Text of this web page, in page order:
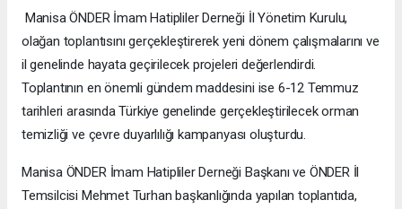
Manisa ÖNDER İmam Hatipliler Derneği İl Yönetim Kurulu,
olağan toplantısını gerçekleştirerek yeni dönem çalışmalarını ve
il genelinde hayata geçirilecek projeleri değerlendirdi.
Toplantının en önemli gündem maddesini ise 6-12 Temmuz
tarihleri arasında Türkiye genelinde gerçekleştirilecek orman
temizliği ve çevre duyarlılığı kampanyası oluşturdu.
Manisa ÖNDER İmam Hatipliler Derneği Başkanı ve ÖNDER İl
Temsilcisi Mehmet Turhan başkanlığında yapılan toplantıda,